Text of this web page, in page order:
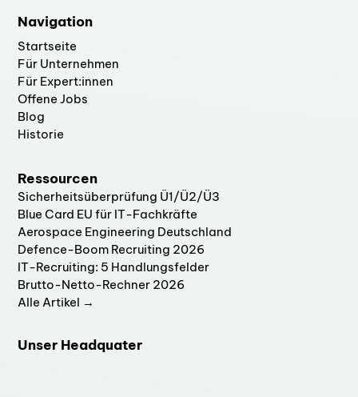
Navigation
Startseite
Für Unternehmen
Für Expert:innen
Offene Jobs
Blog
Historie
Ressourcen
Sicherheitsüberprüfung Ü1/Ü2/Ü3
Blue Card EU für IT-Fachkräfte
Aerospace Engineering Deutschland
Defence-Boom Recruiting 2026
IT-Recruiting: 5 Handlungsfelder
Brutto-Netto-Rechner 2026
Alle Artikel →
Unser Headquater